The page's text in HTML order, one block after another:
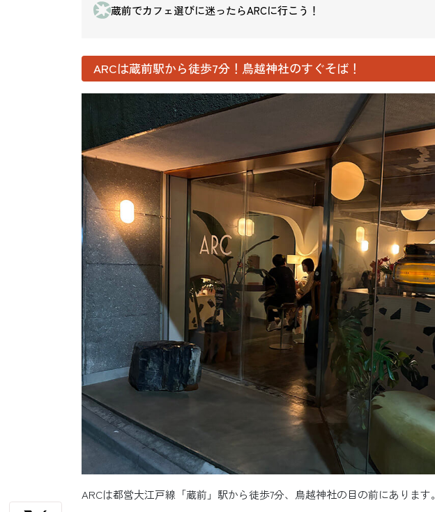
蔵前でカフェ選びに迷ったらARCに行こう！
ARCは蔵前駅から徒歩7分！鳥越神社のすぐそば！
ARCは都営大江戸線「蔵前」駅から徒歩7分、鳥越神社の目の前にあります。